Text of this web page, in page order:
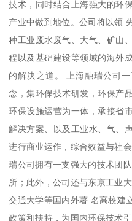
技术，同时结合上海强大的环
产业中做到地位。公司将以领
种工业废水废气、大气、矿山
程以及基础建设等领域的海外
的解决之道。 上海融瑞公司
念，集环保技术研发，环保产
环保设施运营为一体，承接省
解决方案、以及工业水、气、
进行商业运作，综合效益与社
瑞公司拥有一支强大的技术团
所；此外，公司还与东京工业
交通大学等国内外著 名高校建
政策和扶持，为国内环保技术